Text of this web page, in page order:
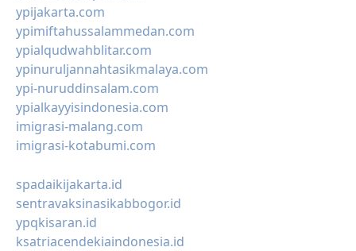
ypijakarta.com
ypimiftahussalammedan.com
ypialqudwahblitar.com
ypinuruljannahtasikmalaya.com
ypi-nuruddinsalam.com
ypialkayyisindonesia.com
imigrasi-malang.com
imigrasi-kotabumi.com
spadaikijakarta.id
sentravaksinasikabbogor.id
ypqkisaran.id
ksatriacendekiaindonesia.id